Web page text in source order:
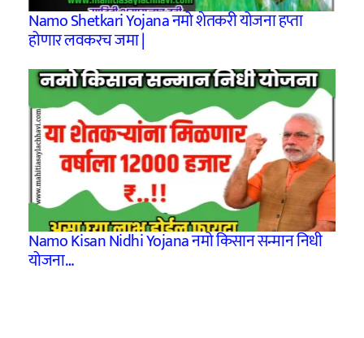
Namo Shetkari Yojana नमो शेतकरी योजना हप्ता
होणार लवकरच जमा |
Namo Kisan Nidhi Yojana नमो किसान सन्मान निधी
योजना…